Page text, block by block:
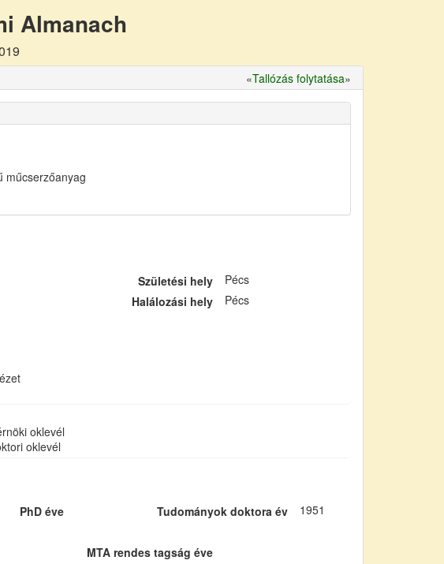
Almanach
«Tallózás folytatása»
műcserzőanyag
Születési hely
Pécs
Halálozási hely
Pécs
oklevél
oklevél
PhD éve Tudományok doktora év
1951
MTA rendes tagság éve